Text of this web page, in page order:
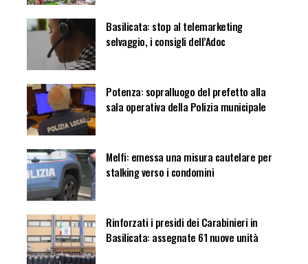
Basilicata: stop al telemarketing
selvaggio, i consigli dell’Adoc
Potenza: sopralluogo del prefetto alla
sala operativa della Polizia municipale
Melfi: emessa una misura cautelare per
stalking verso i condomini
Rinforzati i presidi dei Carabinieri in
Basilicata: assegnate 61 nuove unità